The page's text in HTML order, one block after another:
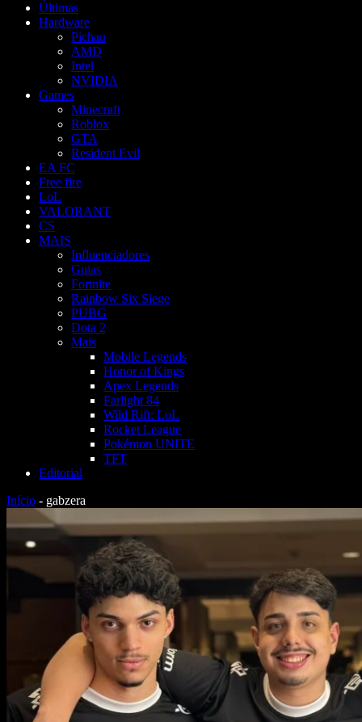
Últimas
Hardware
Pichau
AMD
Intel
NVIDIA
Games
Minecraft
Roblox
GTA
Resident Evil
EA FC
Free fire
LoL
VALORANT
CS
MAIS
Influenciadores
Guias
Fortnite
Rainbow Six Siege
PUBG
Dota 2
Mais
Mobile Legends
Honor of Kings
Apex Legends
Farlight 84
Wild Rift: LoL
Rocket League
Pokémon UNITE
TFT
Editorial
Início - gabzera